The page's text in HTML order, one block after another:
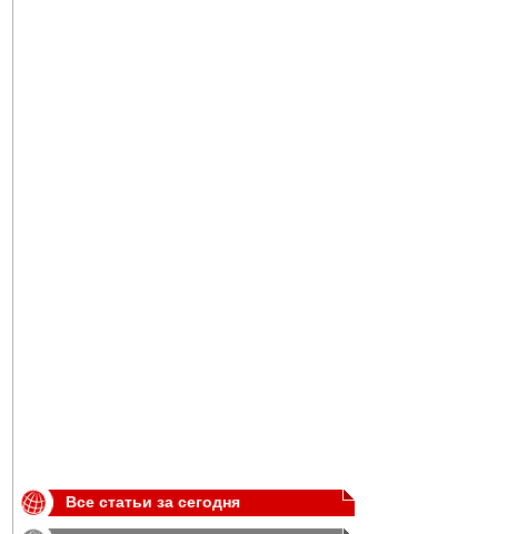
Все статьи за сегодня